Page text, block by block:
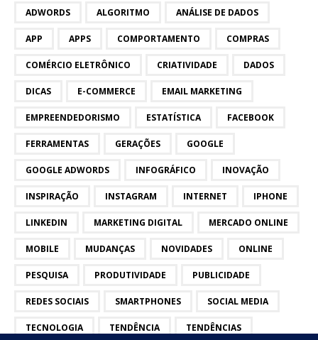
ADWORDS ALGORITMO ANÁLISE DE DADOS
APP APPS COMPORTAMENTO COMPRAS
COMÉRCIO ELETRÔNICO CRIATIVIDADE DADOS
DICAS E-COMMERCE EMAIL MARKETING
EMPREENDEDORISMO ESTATÍSTICA FACEBOOK
FERRAMENTAS GERAÇÕES GOOGLE
GOOGLE ADWORDS INFOGRÁFICO INOVAÇÃO
INSPIRAÇÃO INSTAGRAM INTERNET IPHONE
LINKEDIN MARKETING DIGITAL MERCADO ONLINE
MOBILE MUDANÇAS NOVIDADES ONLINE
PESQUISA PRODUTIVIDADE PUBLICIDADE
REDES SOCIAIS SMARTPHONES SOCIAL MEDIA
TECNOLOGIA TENDÊNCIA TENDÊNCIAS